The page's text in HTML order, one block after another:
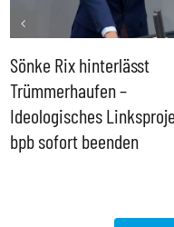
Sönke Rix hinterlässt
Trümmerhaufen –
Ideologisches
bpb sofort beenden